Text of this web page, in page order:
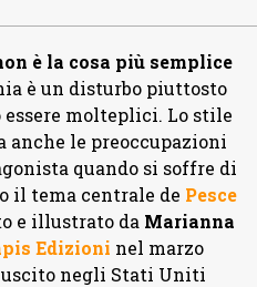
è la cosa più semplice
è un disturbo piuttosto
essere molteplici. Lo stile
anche le preoccupazioni
quando si soffre di
il tema centrale de Pesce
e illustrato da Marianna
Edizioni nel marzo
negli Stati Uniti